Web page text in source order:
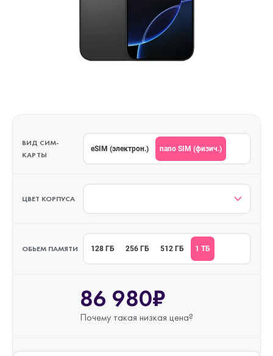
ВИД СИМ-
КАРТЫ
eSIM (электрон.) nano SIM (физич.)
ЦВЕТ КОРПУСА
ОБЬЕМ ПАМЯТИ 128 ГБ 256 ГБ 512 ГБ 1 ТБ
86 980₽
Почему такая низкая цена?